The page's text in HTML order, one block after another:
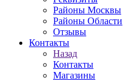
Районы Москвы
Районы Области
Отзывы
Контакты
Назад
Контакты
Магазины